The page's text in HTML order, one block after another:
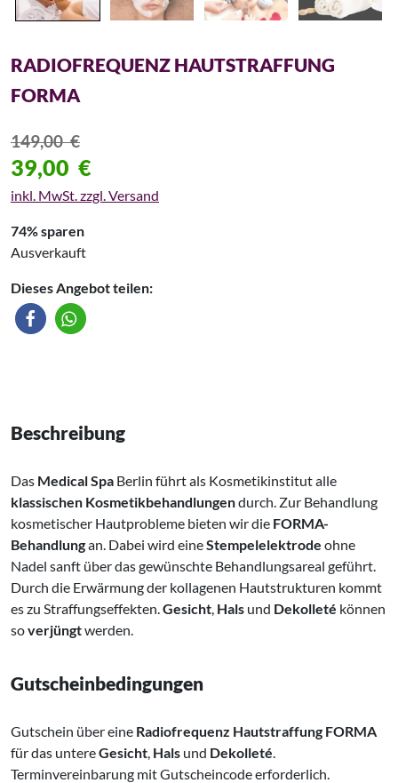
RADIOFREQUENZ HAUTSTRAFFUNG
FORMA
149,00€
39,00 €
inkl. MwSt. zzgl. Versand
74% sparen
Ausverkauft
Dieses Angebot teilen:
Beschreibung
Das Medical Spa Berlin führt als Kosmetikinstitut alle
klassischen Kosmetikbehandlungendurch. Zur Behandlung
kosmetischer Hautprobleme bieten wir die FORMA-
Behandlungan. Dabei wird eineStempelelektrode ohne
Nadel sanft über das gewünschte Behandlungsareal geführt.
Durch die Erwärmung der kollagenen Hautstrukturen kommt
es zu Straffungseffekten. Gesicht Hals und Dekolleté können
soverjüngtwerden.
Gutscheinbedingungen
Gutschein über eine Radiofrequenz Hautstraffung FORMA
für das untereGesicht Hals und Dekolleté
Terminvereinbarung mit Gutscheincode erforderlich.